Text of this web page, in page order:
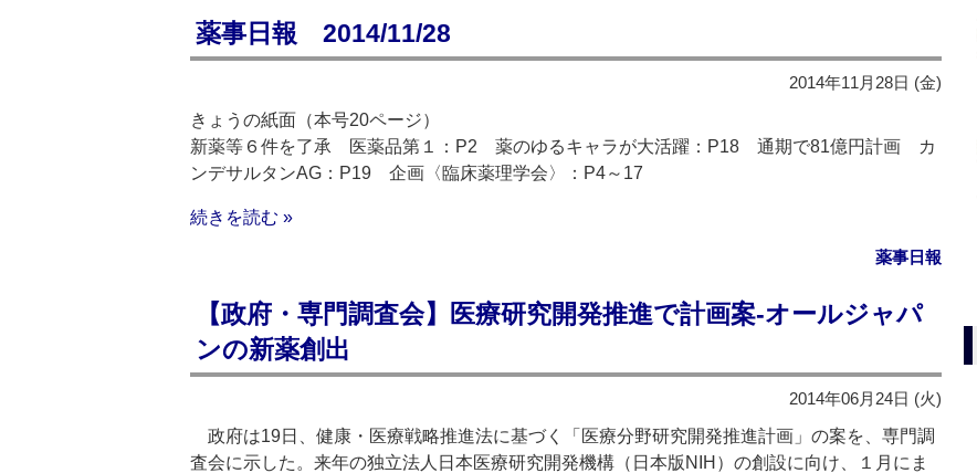
薬事日報 2014/11/28
2014年11月28日 (金)
きょうの紙面（本号20ページ）
新薬等６件を了承 医薬品第１：P2 薬のゆるキャラが大活躍：P18 通期で81億円計画 カ
ンデサルタンAG：P19 企画〈臨床薬理学会〉：P4～17
続きを読む »
薬事日報
【政府・専門調査会】医療研究開発推進で計画案‐オールジャパ
ンの新薬創出
2014年06月24日 (火)
政府は19日、健康・医療戦略推進法に基づく「医療分野研究開発推進計画」の案を、専門調
査会に示した。来年の独立法人日本医療研究開発機構（日本版NIH）の創設に向け、１月にま